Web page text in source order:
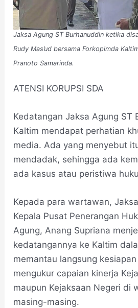
Jaksa Agung ST Burhanuddin ketika
Rudy Mas’ud bersama Forkopimda
Pranoto Samarinda.
ATENSI KORUPSI SDA
Kedatangan Jaksa Agung ST
Kaltim mendapat perhatian
media. Ada yang menyebut
mendadak, sehingga ada
ada kasus atau peristiwa
Kepada para wartawan,
Kepala Pusat Penerangan
Agung, Anang Supriana
kedatangannya ke Kaltim
memantau langsung
mengukur capaian kinerja
maupun Kejaksaan Negeri di
masing-masing.